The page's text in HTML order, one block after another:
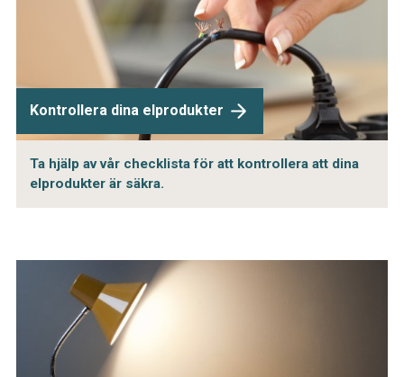
Kontrollera dina elprodukter
Ta hjälp av vår checklista för att kontrollera att dina
elprodukter är säkra.